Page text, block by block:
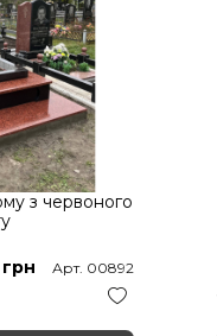
з червоного
грн Арт. 00892